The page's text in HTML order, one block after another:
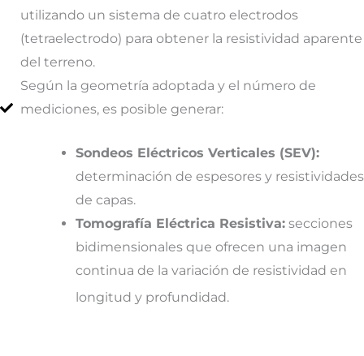
utilizando un sistema de cuatro electrodos
(tetraelectrodo) para obtener la resistividad aparente
del terreno.
Según la geometría adoptada y el número de
mediciones, es posible generar:
Sondeos Eléctricos Verticales (SEV):
determinación de espesores y resistividades
de capas.
Tomografía Eléctrica Resistiva: secciones
bidimensionales que ofrecen una imagen
continua de la variación de resistividad en
longitud y profundidad.